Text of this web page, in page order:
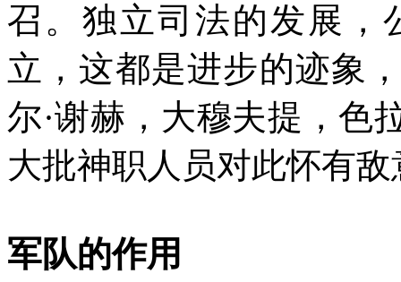
召。独立司法的发展，
立，这都是进步的迹象
尔·谢赫，大穆夫提，色
大批神职人员对此怀有敌
军队的作用